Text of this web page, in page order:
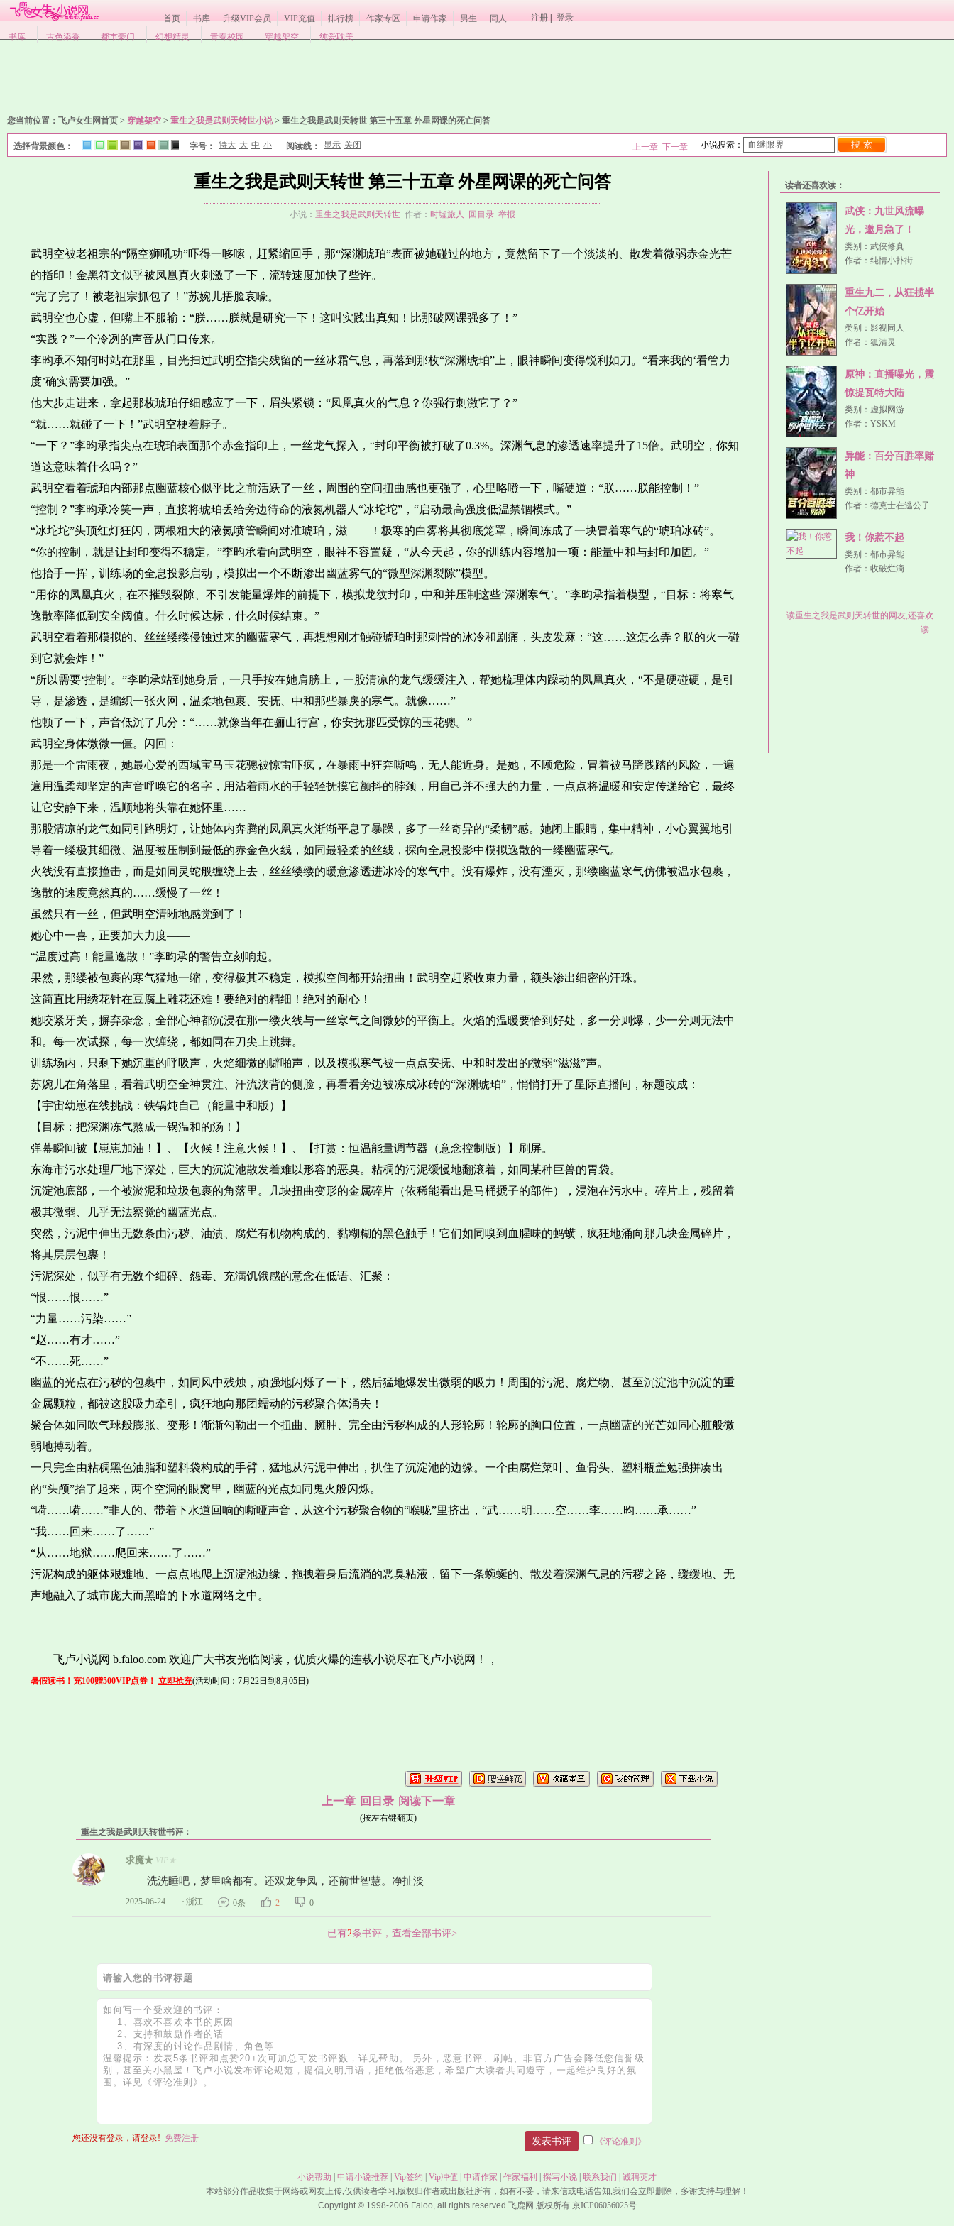
首页 书库 升级VIP会员 VIP充值 排行榜 作家专区 申请作家 男生 同人 注册
登录
书库
古色添香 都市豪门 幻想精灵 青春校园 穿越架空 纯爱耽美
您当前位置： 飞卢女生网首页 > 穿越架空 > 重生之我是武则天转世小说> 重生之我是武则天转世 第三十五章 外星网课的死亡问答
选择背景颜色：
1
2 3 4 5 6 7 8
字号： 特大 大 中 小 阅读线： 显示 关闭 上一章 下一章 小说搜索： 搜 索
重生之我是武则天转世 第三十五章 外星网课的死亡问答
小说： 重生之我是武则天转世 作者： 时墟旅人 回目录 举报
武明空被老祖宗的“隔空狮吼功”吓得一哆嗦，赶紧缩回手，那“深渊琥珀”表面被她碰过的地方，竟然留下了一个淡淡的、散发着微弱赤金光芒
的指印！金黑符文似乎被凤凰真火刺激了一下，流转速度加快了些许。
“完了完了！被老祖宗抓包了！”苏婉儿捂脸哀嚎。
武明空也心虚，但嘴上不服输：“朕……朕就是研究一下！这叫实践出真知！比那破网课强多了！”
“实践？”一个冷冽的声音从门口传来。
李昀承不知何时站在那里，目光扫过武明空指尖残留的一丝冰霜气息，再落到那枚“深渊琥珀”上，眼神瞬间变得锐利如刀。“看来我的‘看管力
度’确实需要加强。”
他大步走进来，拿起那枚琥珀仔细感应了一下，眉头紧锁：“凤凰真火的气息？你强行刺激它了？”
“就……就碰了一下！”武明空梗着脖子。
“一下？”李昀承指尖点在琥珀表面那个赤金指印上，一丝龙气探入，“封印平衡被打破了0.3%。深渊气息的渗透速率提升了15倍。武明空，你知
道这意味着什么吗？”
武明空看着琥珀内部那点幽蓝核心似乎比之前活跃了一丝，周围的空间扭曲感也更强了，心里咯噔一下，嘴硬道：“朕……朕能控制！”
“控制？”李昀承冷笑一声，直接将琥珀丢给旁边待命的液氮机器人“冰坨坨”，“启动最高强度低温禁锢模式。”
“冰坨坨”头顶红灯狂闪，两根粗大的液氮喷管瞬间对准琥珀，滋——！极寒的白雾将其彻底笼罩，瞬间冻成了一块冒着寒气的“琥珀冰砖”。
“你的控制，就是让封印变得不稳定。”李昀承看向武明空，眼神不容置疑，“从今天起，你的训练内容增加一项：能量中和与封印加固。”
他抬手一挥，训练场的全息投影启动，模拟出一个不断渗出幽蓝雾气的“微型深渊裂隙”模型。
“用你的凤凰真火，在不摧毁裂隙、不引发能量爆炸的前提下，模拟龙纹封印，中和并压制这些‘深渊寒气’。”李昀承指着模型，“目标：将寒气
逸散率降低到安全阈值。什么时候达标，什么时候结束。”
武明空看着那模拟的、丝丝缕缕侵蚀过来的幽蓝寒气，再想想刚才触碰琥珀时那刺骨的冰冷和剧痛，头皮发麻：“这……这怎么弄？朕的火一碰
到它就会炸！”
“所以需要‘控制’。”李昀承站到她身后，一只手按在她肩膀上，一股清凉的龙气缓缓注入，帮她梳理体内躁动的凤凰真火，“不是硬碰硬，是引
导，是渗透，是编织一张火网，温柔地包裹、安抚、中和那些暴戾的寒气。就像……”
他顿了一下，声音低沉了几分：“……就像当年在骊山行宫，你安抚那匹受惊的玉花骢。”
武明空身体微微一僵。闪回：
那是一个雷雨夜，她最心爱的西域宝马玉花骢被惊雷吓疯，在暴雨中狂奔嘶鸣，无人能近身。是她，不顾危险，冒着被马蹄践踏的风险，一遍
遍用温柔却坚定的声音呼唤它的名字，用沾着雨水的手轻轻抚摸它颤抖的脖颈，用自己并不强大的力量，一点点将温暖和安定传递给它，最终
让它安静下来，温顺地将头靠在她怀里……
那股清凉的龙气如同引路明灯，让她体内奔腾的凤凰真火渐渐平息了暴躁，多了一丝奇异的“柔韧”感。她闭上眼睛，集中精神，小心翼翼地引
导着一缕极其细微、温度被压制到最低的赤金色火线，如同最轻柔的丝线，探向全息投影中模拟逸散的一缕幽蓝寒气。
火线没有直接撞击，而是如同灵蛇般缠绕上去，丝丝缕缕的暖意渗透进冰冷的寒气中。没有爆炸，没有湮灭，那缕幽蓝寒气仿佛被温水包裹，
逸散的速度竟然真的……缓慢了一丝！
虽然只有一丝，但武明空清晰地感觉到了！
她心中一喜，正要加大力度——
“温度过高！能量逸散！”李昀承的警告立刻响起。
果然，那缕被包裹的寒气猛地一缩，变得极其不稳定，模拟空间都开始扭曲！武明空赶紧收束力量，额头渗出细密的汗珠。
这简直比用绣花针在豆腐上雕花还难！要绝对的精细！绝对的耐心！
她咬紧牙关，摒弃杂念，全部心神都沉浸在那一缕火线与一丝寒气之间微妙的平衡上。火焰的温暖要恰到好处，多一分则爆，少一分则无法中
和。每一次试探，每一次缠绕，都如同在刀尖上跳舞。
训练场内，只剩下她沉重的呼吸声，火焰细微的噼啪声，以及模拟寒气被一点点安抚、中和时发出的微弱“滋滋”声。
苏婉儿在角落里，看着武明空全神贯注、汗流浃背的侧脸，再看看旁边被冻成冰砖的“深渊琥珀”，悄悄打开了星际直播间，标题改成：
【宇宙幼崽在线挑战：铁锅炖自己（能量中和版）】
【目标：把深渊冻气熬成一锅温和的汤！】
弹幕瞬间被【崽崽加油！】、【火候！注意火候！】、【打赏：恒温能量调节器（意念控制版）】刷屏。
东海市污水处理厂地下深处，巨大的沉淀池散发着难以形容的恶臭。粘稠的污泥缓慢地翻滚着，如同某种巨兽的胃袋。
沉淀池底部，一个被淤泥和垃圾包裹的角落里。几块扭曲变形的金属碎片（依稀能看出是马桶搋子的部件），浸泡在污水中。碎片上，残留着
极其微弱、几乎无法察觉的幽蓝光点。
突然，污泥中伸出无数条由污秽、油渍、腐烂有机物构成的、黏糊糊的黑色触手！它们如同嗅到血腥味的蚂蟥，疯狂地涌向那几块金属碎片，
将其层层包裹！
污泥深处，似乎有无数个细碎、怨毒、充满饥饿感的意念在低语、汇聚：
“恨……恨……”
“力量……污染……”
“赵……有才……”
“不……死……”
幽蓝的光点在污秽的包裹中，如同风中残烛，顽强地闪烁了一下，然后猛地爆发出微弱的吸力！周围的污泥、腐烂物、甚至沉淀池中沉淀的重
金属颗粒，都被这股吸力牵引，疯狂地向那团蠕动的污秽聚合体涌去！
聚合体如同吹气球般膨胀、变形！渐渐勾勒出一个扭曲、臃肿、完全由污秽构成的人形轮廓！轮廓的胸口位置，一点幽蓝的光芒如同心脏般微
弱地搏动着。
一只完全由粘稠黑色油脂和塑料袋构成的手臂，猛地从污泥中伸出，扒住了沉淀池的边缘。一个由腐烂菜叶、鱼骨头、塑料瓶盖勉强拼凑出
的“头颅”抬了起来，两个空洞的眼窝里，幽蓝的光点如同鬼火般闪烁。
“嗬……嗬……”非人的、带着下水道回响的嘶哑声音，从这个污秽聚合物的“喉咙”里挤出，“武……明……空……李……昀……承……”
“我……回来……了……”
“从……地狱……爬回来……了……”
污泥构成的躯体艰难地、一点点地爬上沉淀池边缘，拖拽着身后流淌的恶臭粘液，留下一条蜿蜒的、散发着深渊气息的污秽之路，缓缓地、无
声地融入了城市庞大而黑暗的下水道网络之中。
飞卢小说网 b.faloo.com 欢迎广大书友光临阅读，优质火爆的连载小说尽在飞卢小说网！，
暑假读书！充100赠500VIP点券！ 立即抢充(活动时间：7月22日到8月05日)
上一章 回目录 阅读下一章
(按左右键翻页)
重生之我是武则天转世书评：
求魔★ VIP★
洗洗睡吧，梦里啥都有。还双龙争凤，还前世智慧。净扯淡
2025-06-24 · 浙江 0条 2 0
已有2条书评，查看全部书评>
您还没有登录，请登录! 免费注册 《评论准则》
读者还喜欢读：
武侠：九世风流曝
光，邀月急了！
类别： 武侠修真
作者： 纯情小扑街
重生九二，从狂揽半
个亿开始
类别： 影视同人
作者： 狐清灵
原神：直播曝光，震
惊提瓦特大陆
类别： 虚拟网游
作者： YSKM
异能：百分百胜率赌
神
类别： 都市异能
作者： 德克士在逃公子
我！你惹不起
类别： 都市异能
作者： 收破烂滴
读重生之我是武则天转世的网友,还喜欢
读..
小说帮助 | 申请小说推荐 | Vip签约 | Vip冲值 | 申请作家 | 作家福利 | 撰写小说 | 联系我们 | 诚聘英才
本站部分作品收集于网络或网友上传,仅供读者学习,版权归作者或出版社所有，如有不妥，请来信或电话告知,我们会立即删除，多谢支持与理解！
Copyright © 1998-2006 Faloo, all rights reserved 飞鹿网 版权所有 京ICP06056025号